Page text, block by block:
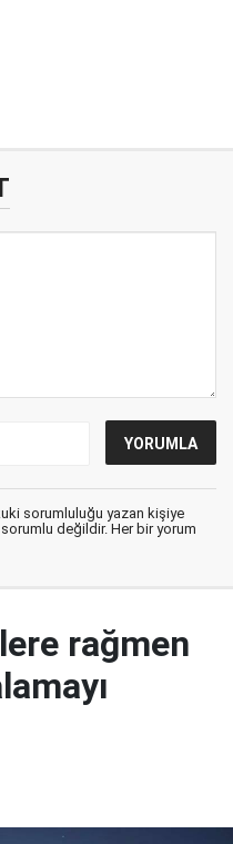
sorumluluğu yazan kişiye
değildir. Her bir yorum
rağmen